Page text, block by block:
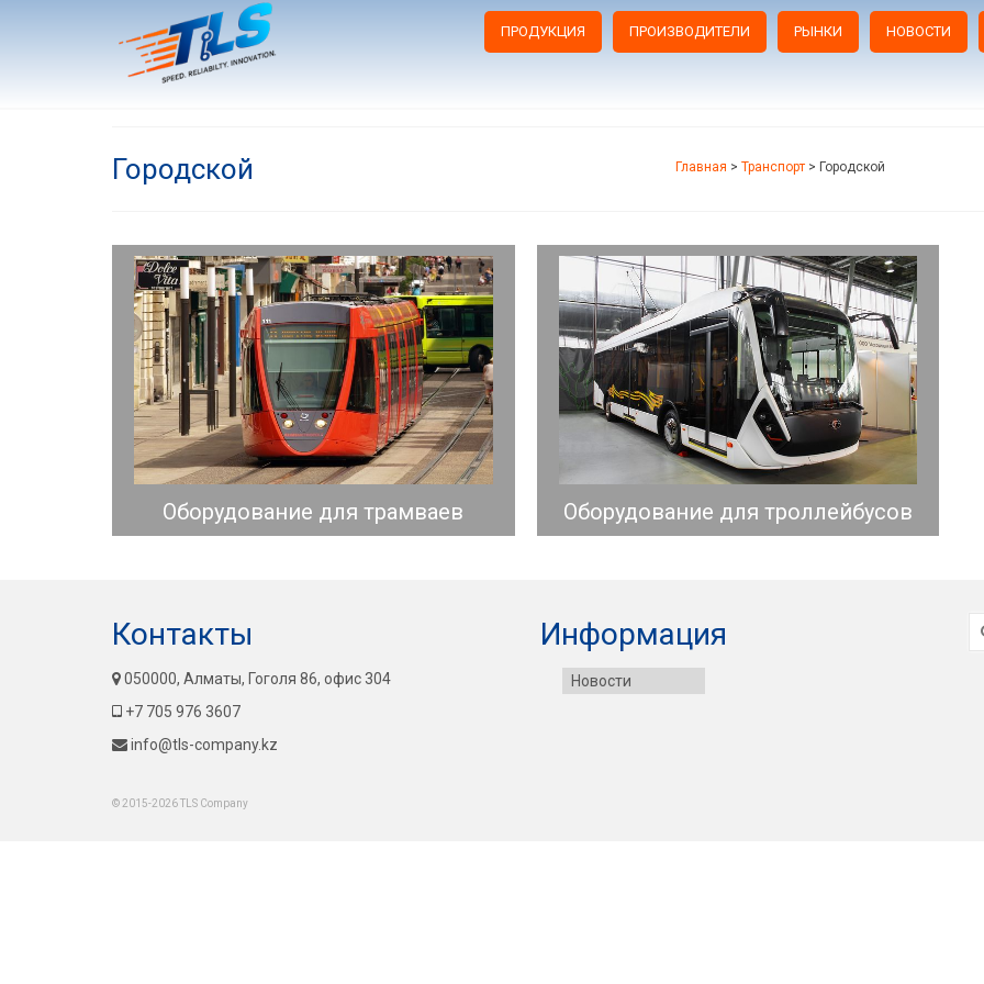
ПРОДУКЦИЯ ПРОИЗВОДИТЕЛИ РЫНКИ НОВОСТИ
Городской Главная > Транспорт > Городской
Оборудование для трамваев Оборудование для троллейбусов
Контакты
050000, Алматы, Гоголя 86, офис 304
+7 705 976 3607
info@tls-company.kz
Информация
Новости
© 2015-2026 TLS Company